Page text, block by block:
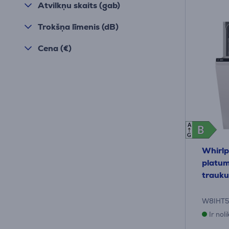
Atvilkņu skaits (gab)
Trokšņa līmenis (dB)
Cena (€)
B
B
A
G
Ir